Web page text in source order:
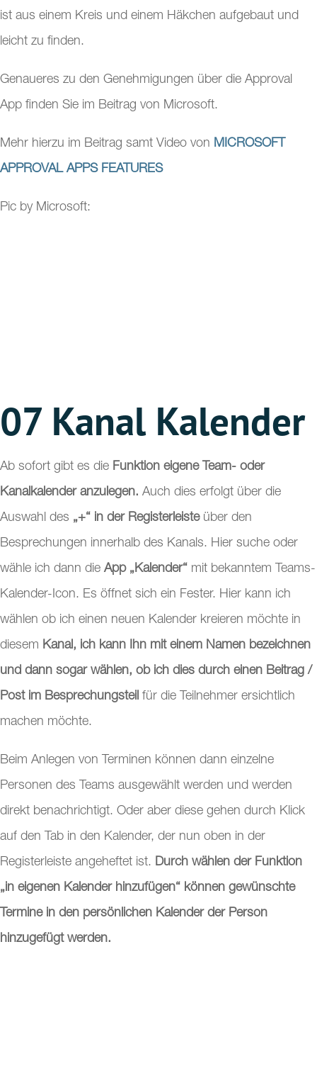
ist aus einem Kreis und einem Häkchen aufgebaut und
leicht zu finden.
Genaueres zu den Genehmigungen über die Approval
App finden Sie im Beitrag von Microsoft.
Mehr hierzu im Beitrag samt Video von MICROSOFT
APPROVAL APPS FEATURES
Pic by Microsoft:
07 Kanal Kalender
Ab sofort gibt es die Funktion eigene Team- oder
Kanalkalender anzulegen. Auch dies erfolgt über die
Auswahl des „+“ in der Registerleisteüber den
Besprechungen innerhalb des Kanals. Hier suche oder
wähle ich dann die App „Kalender“ mit bekanntem Teams-
Kalender-Icon. Es öffnet sich ein Fester. Hier kann ich
wählen ob ich einen neuen Kalender kreieren möchte in
diesem Kanal, ich kann Ihn mit einem Namen bezeichnen
und dann sogar wählen, ob ich dies durch einen Beitrag /
Post im Besprechungsteil für die Teilnehmer ersichtlich
machen möchte.
Beim Anlegen von Terminen können dann einzelne
Personen des Teams ausgewählt werden und werden
direkt benachrichtigt. Oder aber diese gehen durch Klick
auf den Tab in den Kalender, der nun oben in der
Registerleiste angeheftet ist. Durch wählen der Funktion
„in eigenen Kalender hinzufügen“ können gewünschte
Termine in den persönlichen Kalender der Person
hinzugefügt werden.